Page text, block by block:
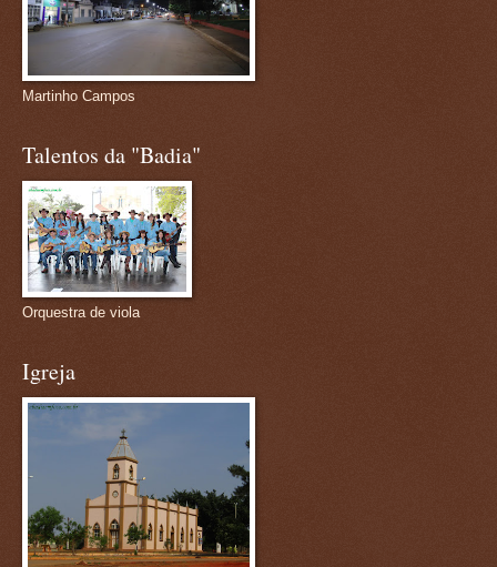
Martinho Campos
Talentos da "Badia"
Orquestra de viola
Igreja